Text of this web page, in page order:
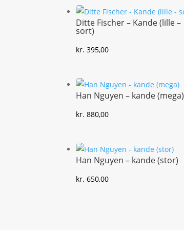
Ditte Fischer – Kande (lille –
sort)
kr. 395,00
Han Nguyen – kande (mega)
kr. 880,00
Han Nguyen – kande (stor)
kr. 650,00